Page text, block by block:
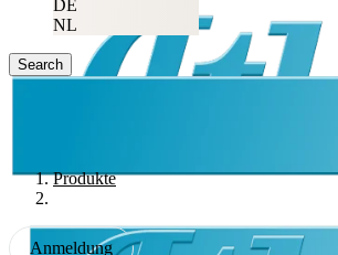
DE
NL
Search
Produkte
Anmeldung